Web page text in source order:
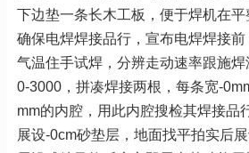
下边垫一条长木工板，便于焊机在平
确保电焊焊接品行，宣布电焊焊接
气温住手试焊，分辨走动速率跟施
0-3000，拼凑焊接两根，每条宽-
mm的内腔，用此内腔搜检其焊接品
展设-0cm砂垫层，地面找平拍实后